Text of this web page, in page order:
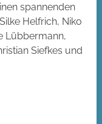
spannenden
Helfrich, Niko
Lübbermann,
Siefkes und